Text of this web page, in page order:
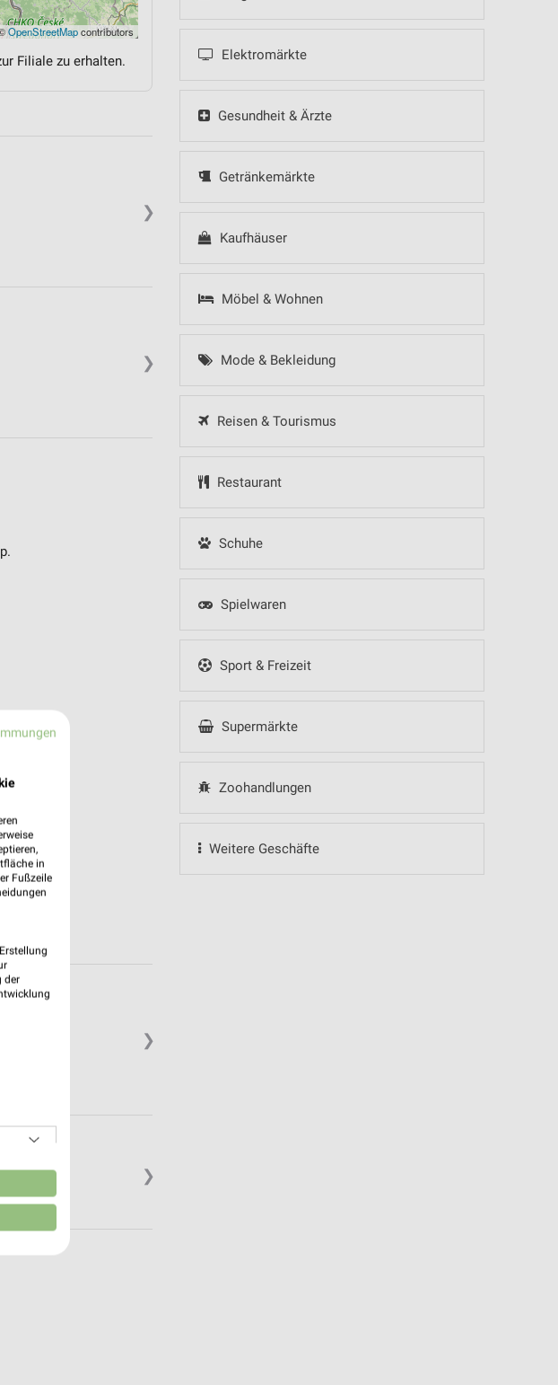
Elektromärkte
Gesundheit & Ärzte
Getränkemärkte
Kaufhäuser
Möbel & Wohnen
Mode & Bekleidung
Reisen & Tourismus
Restaurant
Schuhe
Spielwaren
Sport & Freizeit
Supermärkte
Zoohandlungen
Weitere Geschäfte
OpenStreetMapcontributors
Filiale zu erhalten.
❯
❯
❯
❯
in
Fußzeile
der